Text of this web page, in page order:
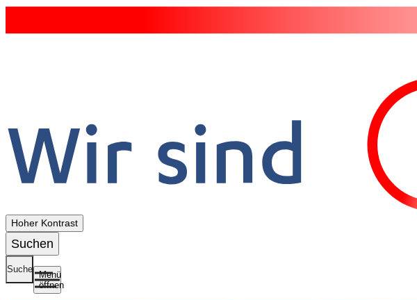
Hoher Kontrast
Suchen
Suche
Menü
öffnen